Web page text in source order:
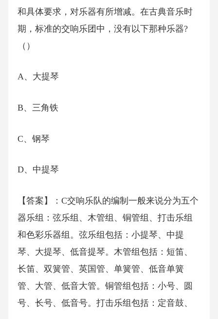
和具体要求，对乐器有所增减。在古典音乐时
期，标准的交响乐团中，没有以下那种乐器?
（）
A、大提琴
B、三角铁
C、钢琴
D、中提琴
【答案】：C交响乐队的编制一般来说分为五个
器乐组：弦乐组、木管组、铜管组、打击乐组
和色彩乐器组。弦乐组包括：小提琴、中提
琴、大提琴、低音提琴。木管组包括：短笛、
长笛、双簧管、英国管、单簧管、低音单簧
管、大管、低音大管。铜管组包括：小号、圆
号、长号、低音号。打击乐组包括：定音鼓、